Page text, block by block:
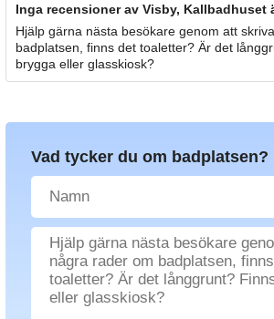
Inga recensioner av Visby, Kallbadhuset
Hjälp gärna nästa besökare genom att
badplatsen, finns det toaletter? Är det
brygga eller glasskiosk?
Vad tycker du om badplatsen?